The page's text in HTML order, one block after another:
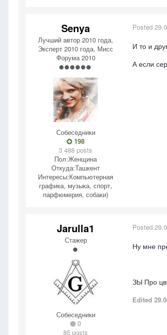
Senya
Лучший автор 2010 года,
Эксперт 2010 года, Мисс
Форума 2010
Собеседники
198
3 488 posts
Пол:Женщина
Откуда:Ташкент
Интересы:Компьютерная
графика, музыка, спорт,
парфюмерия, собаки)
Posted
И то и
А если
Jarulla1
Стажер
Собеседники
0
85 posts
Posted
Ну мне
ЗЫ Про
Edited